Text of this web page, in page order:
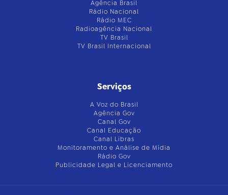
Agência Brasil
Rádio Nacional
Rádio MEC
Radioagência Nacional
TV Brasil
TV Brasil Internacional
Serviços
A Voz do Brasil
Agência Gov
Canal Gov
Canal Educação
Canal Libras
Monitoramento e Análise de Mídia
Rádio Gov
Publicidade Legal e Licenciamento